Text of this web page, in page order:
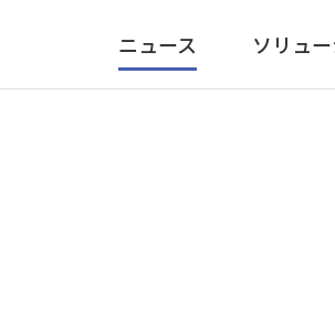
ニュース ソリュ